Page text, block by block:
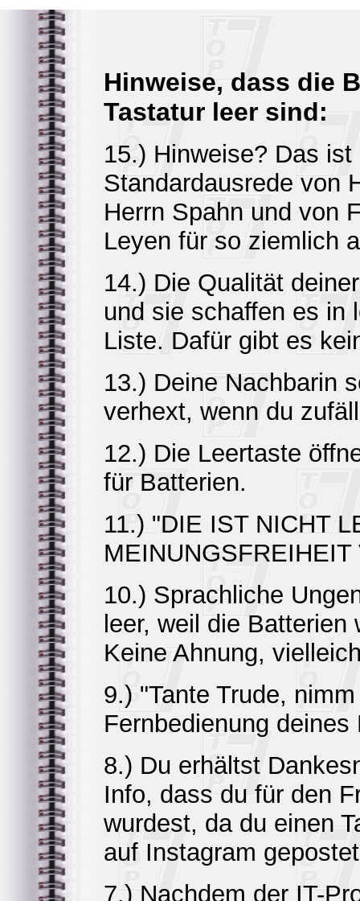
Hinweise, dass die
Tastatur leer sind:
15.) Hinweise? Das
Standardausrede von
Herrn Spahn und von
Leyen für so ziemlich
14.) Die Qualität
und sie schaffen es in
Liste. Dafür gibt es
13.) Deine Nachbarin
verhext, wenn du
12.) Die Leertaste
für Batterien.
11.) "DIE IST NICHT
10.) Sprachliche
leer, weil die
Keine Ahnung,
9.) "Tante Trude,
Fernbedienung
8.) Du erhältst
Info, dass du für den
wurdest, da du einen
auf Instagram
7.) Nachdem der IT-